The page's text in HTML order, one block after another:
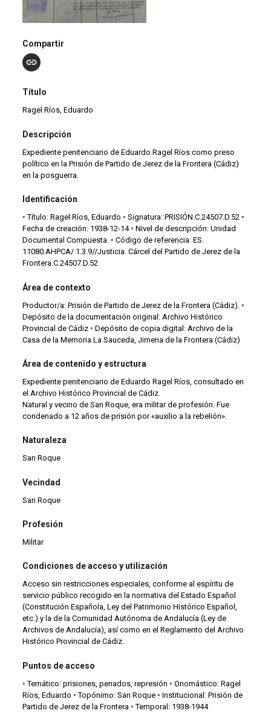
Compartir
Título
Ragel Ríos, Eduardo
Descripción
Expediente penitenciario de Eduardo Ragel Ríos como preso
político en la Prisión de Partido de Jerez de la Frontera (Cádiz)
en la posguerra.
Identificación
◦ Título: Ragel Ríos, Eduardo ◦ Signatura: PRISIÓN.C.24507.D.52 ◦
Fecha de creación: 1938-12-14 ◦ Nivel de descripción: Unidad
Documental Compuesta. ◦ Código de referencia: ES.
11080.AHPCA/ 1.3.9//Justicia. Cárcel del Partido de Jerez de la
Frontera.C.24507.D.52
Área de contexto
Productor/a: Prisión de Partido de Jerez de la Frontera (Cádiz). ◦
Depósito de la documentación original: Archivo Histórico
Provincial de Cádiz ◦ Depósito de copia digital: Archivo de la
Casa de la Memoria La Sauceda, Jimena de la Frontera (Cádiz)
Área de contenido y estructura
Expediente penitenciario de Eduardo Ragel Ríos, consultado en
el Archivo Histórico Provincial de Cádiz.
Natural y vecino de San Roque, era militar de profesión. Fue
condenado a 12 años de prisión por «auxilio a la rebelión».
Naturaleza
San Roque
Vecindad
San Roque
Profesión
Militar
Condiciones de acceso y utilización
Acceso sin restricciones especiales, conforme al espíritu de
servicio público recogido en la normativa del Estado Español
(Constitución Española, Ley del Patrimonio Histórico Español,
etc.) y la de la Comunidad Autónoma de Andalucía (Ley de
Archivos de Andalucía), así como en el Reglamento del Archivo
Histórico Provincial de Cádiz.
Puntos de acceso
◦ Temático: prisiones, penados, represión ◦ Onomástico: Ragel
Ríos, Eduardo ◦ Topónimo: San Roque ◦ Institucional: Prisión de
Partido de Jerez de la Frontera ◦ Temporal: 1938-1944